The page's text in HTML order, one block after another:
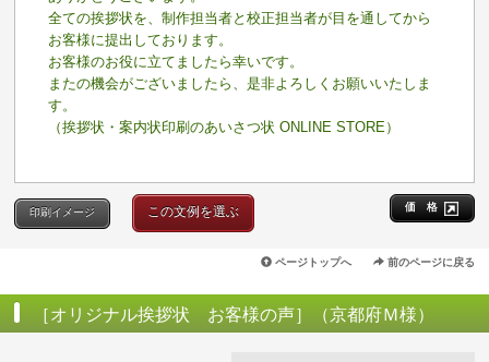
全ての挨拶状を、制作担当者と校正担当者が目を通してから
お客様に提出しております。
お客様のお役に立てましたら幸いです。
またの機会がございましたら、是非よろしくお願いいたしま
す。
（挨拶状・案内状印刷のあいさつ状 ONLINE STORE）
価 格
印刷イメージ この文例を選ぶ
ページトップへ 前のページに戻る
［オリジナル挨拶状 お客様の声］（京都府Ｍ様）